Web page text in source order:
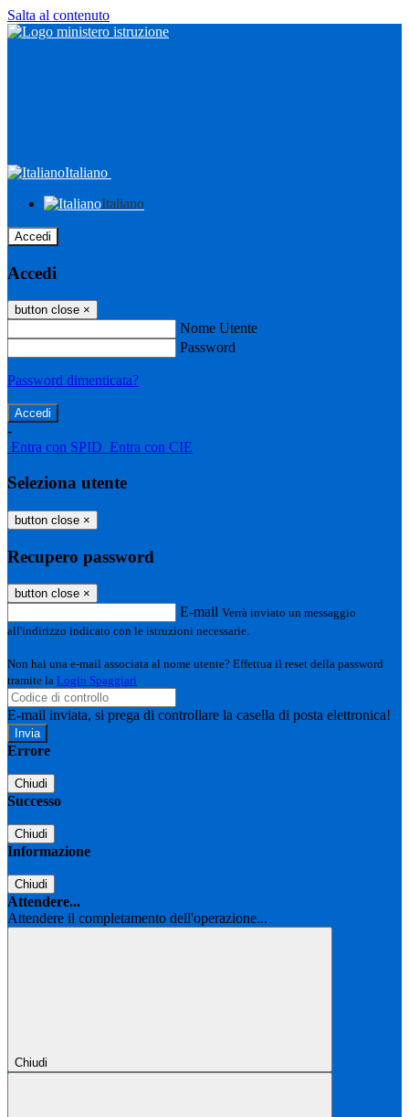
Salta al contenuto
Italiano
Italiano
Accedi
Accedi
button close ×
Nome Utente
Password
Password dimenticata?
-
Entra con SPID Entra con CIE
Seleziona utente
button close ×
Recupero password
button close ×
E-mail Verrà inviato un messaggio
all'indirizzo indicato con le istruzioni necessarie.
Non hai una e-mail associata al nome utente? Effettua il reset della password
tramite la Login Spaggiari
E-mail inviata, si prega di controllare la casella di posta elettronica!
Errore
Chiudi
Successo
Chiudi
Informazione
Chiudi
Attendere...
Attendere il completamento dell'operazione...
Chiudi